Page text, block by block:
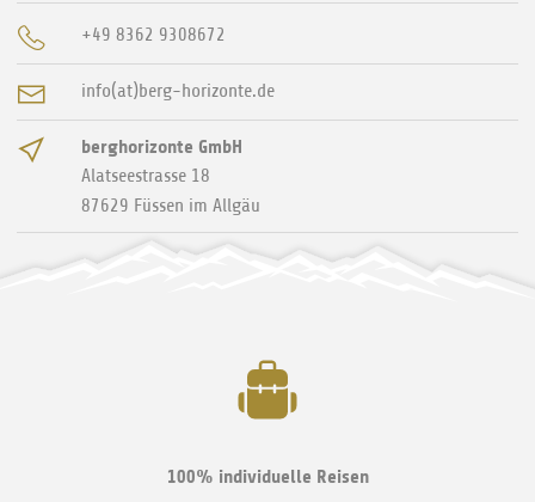
+49 8362 9308672
info(at)berg-horizonte.de
berghorizonte GmbH
Alatseestrasse 18
87629 Füssen im Allgäu
100% individuelle Reisen